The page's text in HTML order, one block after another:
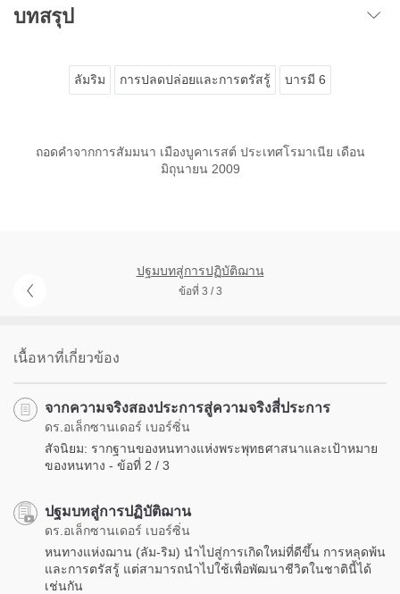
บทสรุป
ลัมริม การปลดปล่อยและการตรัสรู้ บารมี 6
ถอดคำจากการสัมมนา เมืองบูคาเรสต์ ประเทศโรมาเนีย เดือน
มิถุนายน 2009
ปฐมบทสู่การปฏิบัติฌาน
ข้อที่ 3 / 3
เนื้อหาที่เกี่ยวข้อง
จากความจริงสองประการสู่ความจริงสี่ประการ
ดร.อเล็กซานเดอร์ เบอร์ซิ่น
สัจนิยม: รากฐานของหนทางแห่งพระพุทธศาสนาและเป้าหมาย
ของหนทาง - ข้อที่ 2 / 3
ปฐมบทสู่การปฏิบัติฌาน
ดร.อเล็กซานเดอร์ เบอร์ซิ่น
หนทางแห่งฌาน (ลัม-ริม) นำไปสู่การเกิดใหม่ที่ดีขึ้น การหลุดพ้น
และการตรัสรู้ แต่สามารถนำไปใช้เพื่อพัฒนาชีวิตในชาตินี้ได้
เช่นกัน